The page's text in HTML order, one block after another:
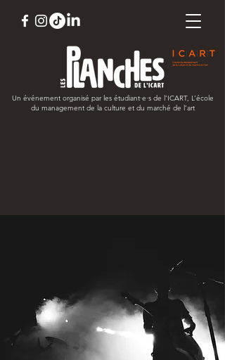
Un événement organisé par les étudiant·e·sde l’ICART, L’école
du management de la culture et du marché de l’art